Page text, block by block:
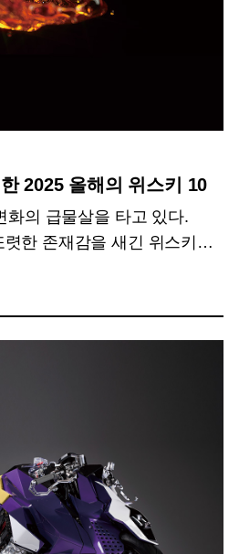
2025 올해의 위스키 10
화의 급물살을 타고 있다.
한 존재감을 새긴 위스키와